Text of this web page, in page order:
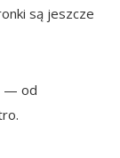
są jeszcze
— od